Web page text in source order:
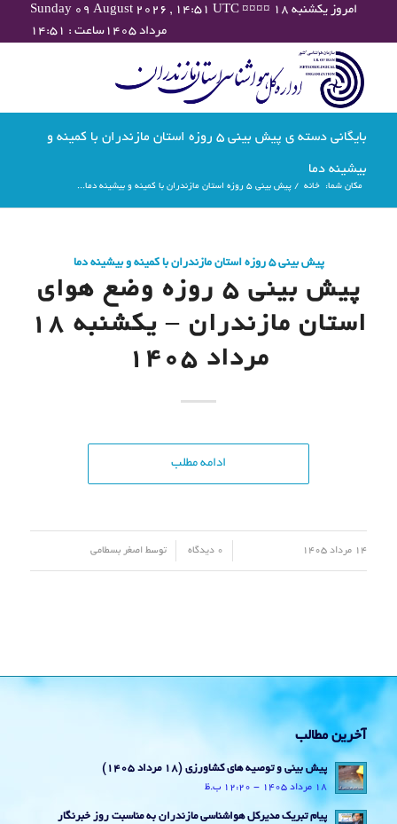
Sunday 09 August 2026 , 14:51 UTC ¤¤¤¤ امروز یکشنبه ۱۸
مرداد ۱۴۰۵ساعت : ۱۴:۵۱
بایگانی دسته ی پیش بینی 5 روزه استان مازندران با کمینه و
بیشینه دما
مکان شما: خانه / پیش بینی 5 روزه استان مازندران با کمینه و بیشینه دما...
پیش بینی 5 روزه استان مازندران با کمینه و بیشینه دما
پیش بینی 5 روزه وضع هوای
استان مازندران – یکشنبه 18
مرداد 1405
ادامه مطلب
14 مرداد 1405 0 دیدگاه توسط اصغر بسطامی
آخرین مطالب
پیش بینی و توصیه های کشاورزی (18 مرداد ۱۴۰۵)
18 مرداد 1405 - 12:20 ب.ظ
پیام تبریک مدیرکل هواشناسی مازندران به مناسبت روز خبرنگار